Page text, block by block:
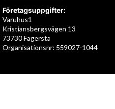
Företagsuppgifter:
Varuhus1
Kristiansbergsvägen 13
73730 Fagersta
Organisationsnr: 559027-1044